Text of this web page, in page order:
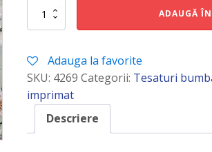
Cantitate
ADAUGĂ
Adauga la favorite
SKU: 4269 Categorii: Tesaturi
imprimat
Descriere